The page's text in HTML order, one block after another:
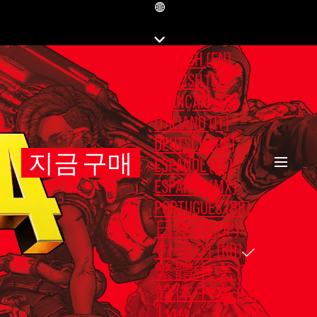
지금 구매
ENGLISH (EN)
ENGLISH (GB)
FRANÇAIS (FR)
ITALIANO (IT)
DEUTSCH (DE)
ESPAÑOL (ES)
ESPAÑOL (MX)
PORTUGUÊS (BR)
日本語 (JP)
한국어 (KR)
繁體中文 (TW)
简体中文 (CN)